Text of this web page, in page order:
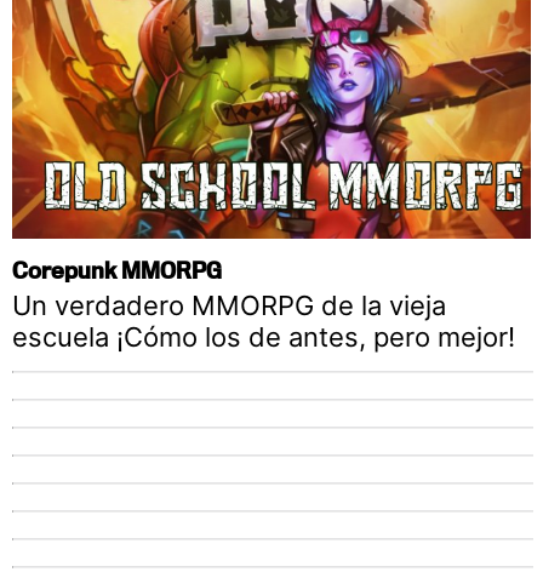
Corepunk MMORPG
Un verdadero MMORPG de la vieja
escuela ¡Cómo los de antes, pero mejor!